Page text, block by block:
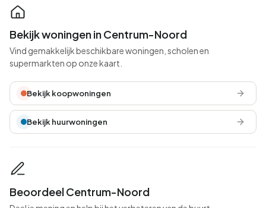
Bekijk woningen in Centrum-Noord
Vind gemakkelijk beschikbare woningen, scholen en
supermarkten op onze kaart.
Bekijk koopwoningen
Bekijk huurwoningen
Beoordeel Centrum-Noord